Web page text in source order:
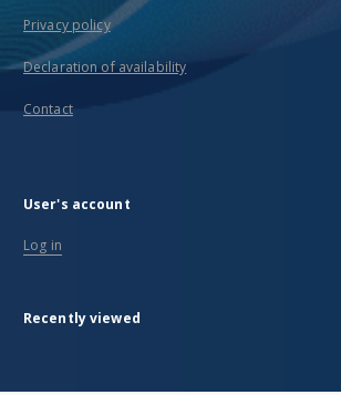
Privacy policy
Declaration of availability
Contact
User's account
Log in
Recently viewed